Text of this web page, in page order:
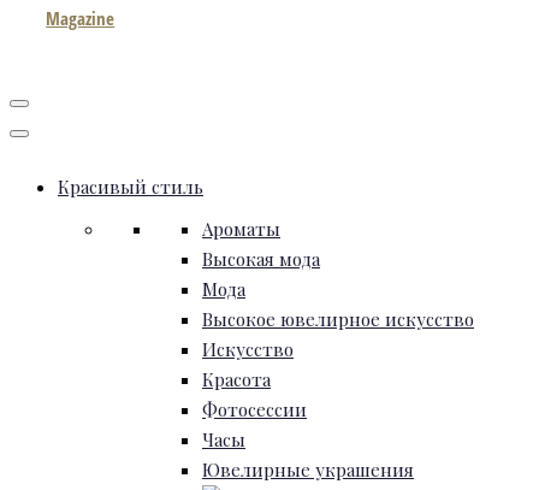
Красивый стиль
Ароматы
Высокая мода
Мода
Высокое ювелирное искусство
Искусство
Красота
Фотосессии
Часы
Ювелирные украшения